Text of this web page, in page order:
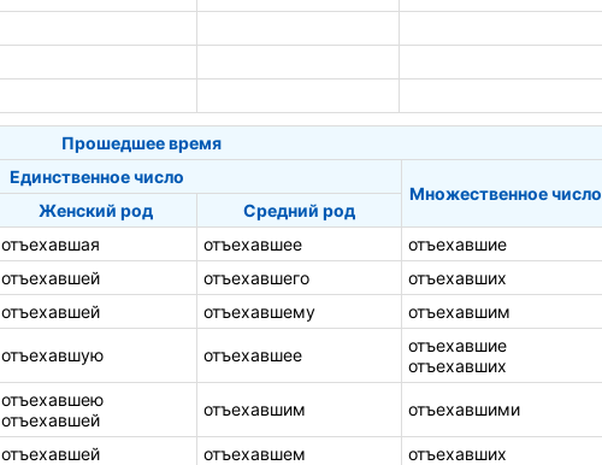
Прошедшее время
Единственное число
Множественное число
Женский род
Средний род
отъехавшая отъехавшее
отъехавшие
отъехавшей отъехавшего
отъехавших
отъехавшей отъехавшему отъехавшим
отъехавшую отъехавшее
отъехавшие
отъехавших
отъехавшею
отъехавшей
отъехавшим отъехавшими
отъехавшей отъехавшем отъехавших